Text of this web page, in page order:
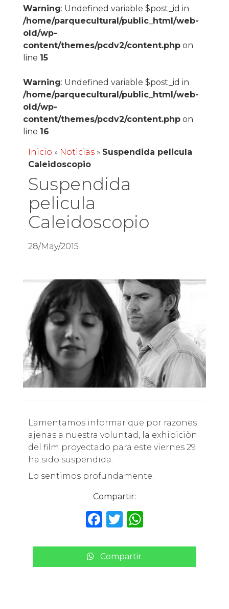
Warning: Undefined variable $post_id in
/home/parquecultural/public_html/web-
old/wp-
content/themes/pcdv2/content.phpon
line 15
Warning: Undefined variable $post_id in
/home/parquecultural/public_html/web-
old/wp-
content/themes/pcdv2/content.phpon
line 16
Inicio » Noticias» Suspendida pelicula
Caleidoscopio
Suspendida
pelicula
Caleidoscopio
28/May/2015
Lamentamos informar que por razones
ajenas a nuestra voluntad, la exhibiciòn
del film proyectado para este viernes 29
ha sido suspendida.
Lo sentimos profundamente.
Compartir:
F
c
e
T
it
te
W
a
ts
Compartir